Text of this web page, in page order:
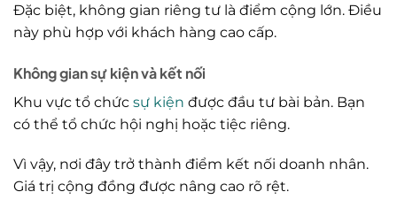
Đặc biệt, không gian riêng tư là điểm cộng lớn. Điều
này phù hợp với khách hàng cao cấp.
Không gian sự kiện và kết nối
Khu vực tổ chức sự kiện được đầu tư bài bản. Bạn
có thể tổ chức hội nghị hoặc tiệc riêng.
Vì vậy, nơi đây trở thành điểm kết nối doanh nhân.
Giá trị cộng đồng được nâng cao rõ rệt.